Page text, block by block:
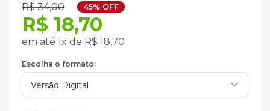
R$ 34,00 45% OFF
R$ 18,70
em até 1x de R$ 18,70
Escolha o formato: